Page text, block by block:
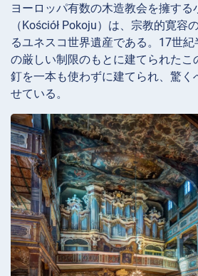
ヨーロッパ有数の木造教会を擁する
（Kościół Pokoju）は、宗教的寛容
るユネスコ世界遺産である。17世
の厳しい制限のもとに建てられたこ
釘を一本も使わずに建てられ、驚く
せている。